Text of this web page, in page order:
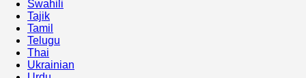
Swahili
Tajik
Tamil
Telugu
Thai
Ukrainian